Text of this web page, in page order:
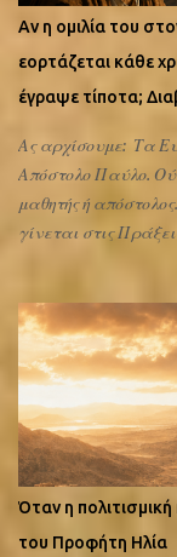
αυθαίρετα όπως
τώρα τι ψέλνουν
του αγίου Γεωργίου
Αν η ομιλία του
εορτάζεται κάθε
έγραψε τίποτα;
Ας αρχίσουμε: Τα
Απόστολο Παύλο.
μαθητής ή
γίνεται στις
Αποστόλων» από
Μόνο η εκκλησία το
άμεση απόδειξη
πράγματι ο Λουκάς.
αναφέρεται στις
είναι αγνώστου
αγνώστου
δούμε τα κείμενα
εορτάζεται κάθε
Όταν η
του Προφήτη Ηλία